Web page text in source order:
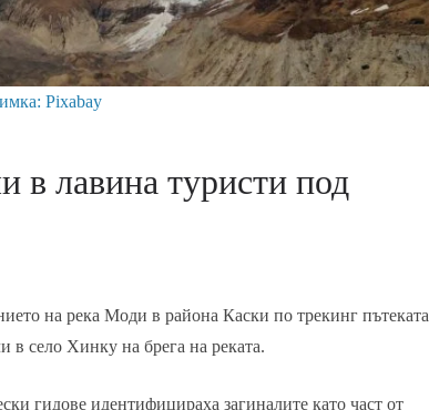
Pixabay
в лавина туристи под
на река Моди в района Каски по трекинг пътеката
в село Хинку на брега на реката.
гидове идентифицираха загиналите като част от